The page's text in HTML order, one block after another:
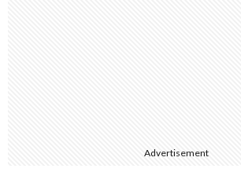
Advertisement